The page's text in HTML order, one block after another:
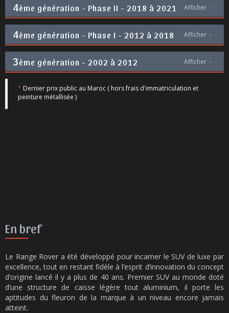
4ème génération - Phase II - 2018 à 2021 Afficher -
4ème génération - Phase I - 2012 à 2018 Afficher -
3ème génération - 2002 à 2012 Afficher -
* Dernier prix public au Maroc ( hors frais d'immatriculation et
peinture métallisée )
En bref
Le Range Rover a été développé pour incarner le SUV de luxe par
excellence, tout en restant fidèle à l’esprit d’innovation du concept
d’origine lancé il y a plus de 40 ans. Premier SUV au monde doté
d’une structure de caisse légère tout aluminium, il porte les
aptitudes du fleuron de la marque à un niveau encore jamais
atteint.